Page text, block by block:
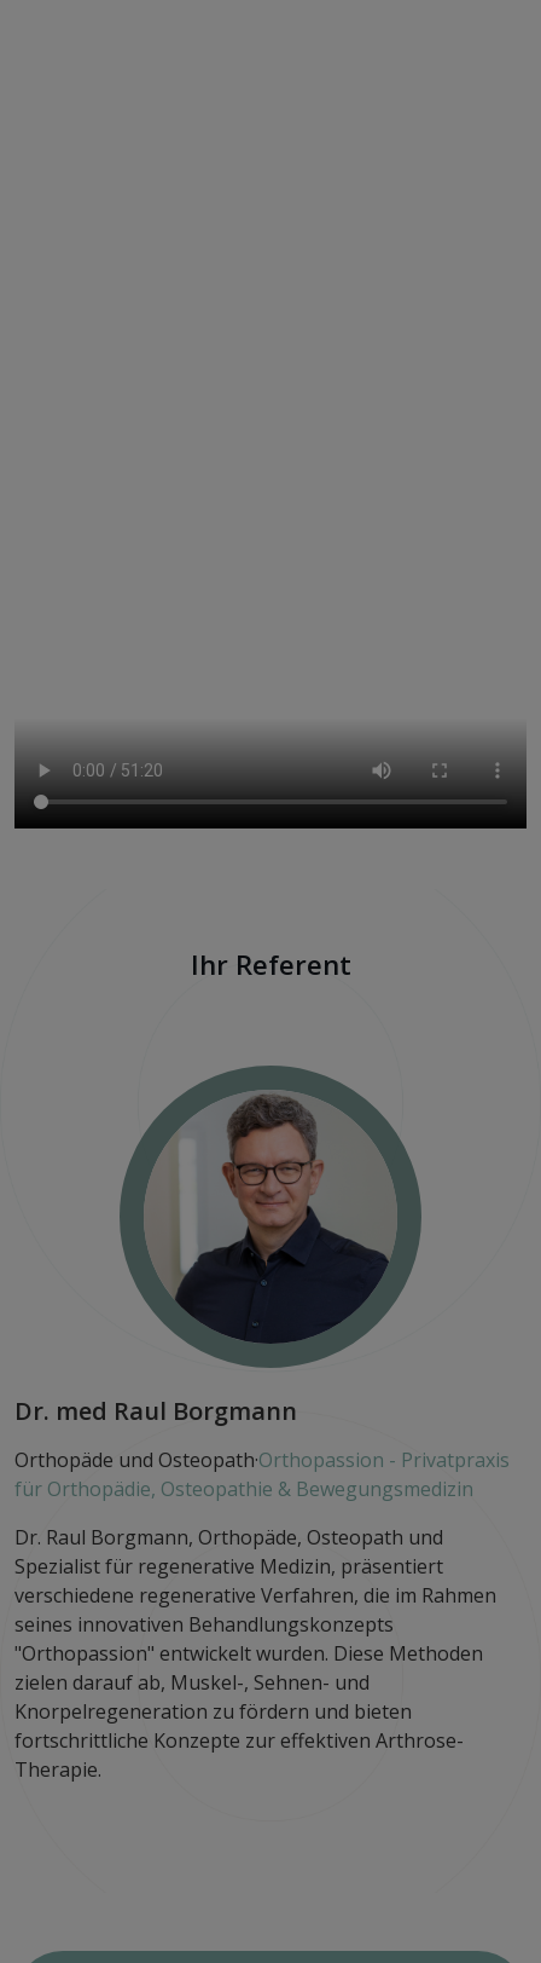
Ihr Referent
Dr. med Raul Borgmann
Orthopäde und Osteopath·Orthopassion - Privatpraxis
für Orthopädie, Osteopathie & Bewegungsmedizin
Dr. Raul Borgmann, Orthopäde, Osteopath und
Spezialist für regenerative Medizin, präsentiert
verschiedene regenerative Verfahren, die im Rahmen
seines innovativen Behandlungskonzepts
"Orthopassion" entwickelt wurden. Diese Methoden
zielen darauf ab, Muskel-, Sehnen- und
Knorpelregeneration zu fördern und bieten
fortschrittliche Konzepte zur effektiven Arthrose-
Therapie.